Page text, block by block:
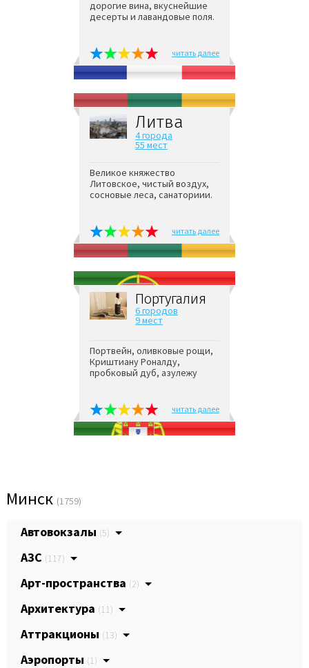
дорогие вина, вкуснейшие
десерты и лавандовые поля.
читать далее
Литва
4 города
55 мест
Великое княжество
Литовское, чистый воздух,
сосновые леса, санаториии.
читать далее
Португалия
6 городов
9 мест
Портвейн, оливковые рощи,
Криштиану Роналду,
пробковый дуб, азулежу
читать далее
Минск (1759)
Автовокзалы (5)
АЗС (117)
Арт-пространства (2)
Архитектура (11)
Аттракционы (13)
Аэропорты (1)